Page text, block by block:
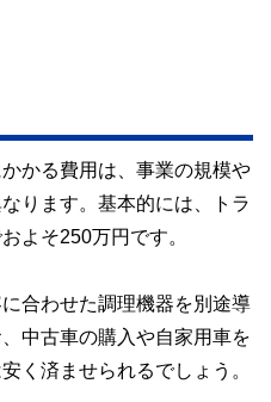
、読み応えのあるコンテンツと確か
かる費用は、事業の規模や
ります。基本的には、トラ
よそ250万円です。
合わせた調理機器を別途導
中古車の購入や自家用車を
く済ませられるでしょう。